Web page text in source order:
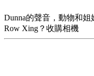
Dunna的聲音，動物和姐
Row Xing？收購相機